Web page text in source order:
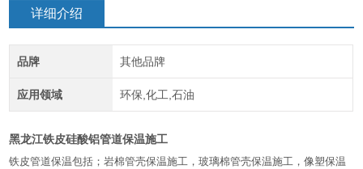
详细介绍
品牌 其他品牌
应用领域 环保,化工,石油
黑龙江铁皮硅酸铝管道保温施工
铁皮管道保温包括；岩棉管壳保温施工，玻璃棉管壳保温施工，像塑保温